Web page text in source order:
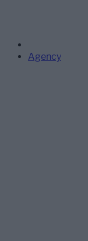
Agency